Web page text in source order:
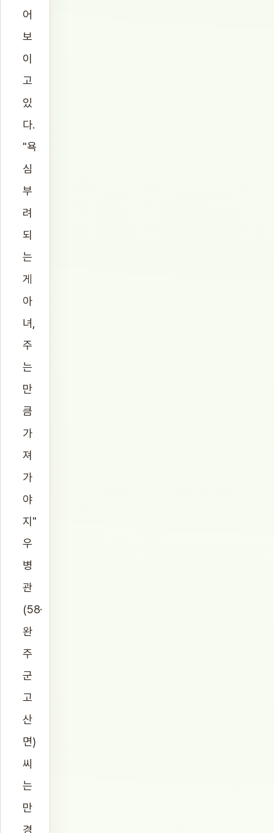
어
보
이
고
있
다.
"욕
심
부
려
되
는
게
아
녀,
주
는
만
큼
가
져
가
야
지"
우
병
관
(58·
완
주
군
고
산
면)
씨
는
만
경